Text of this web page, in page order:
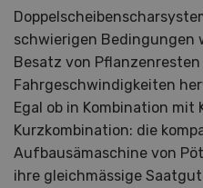
schwierigen Bedingungen
Besatz von
Fahrgeschwindigkeiten
Egal ob in Kombination mit
Kurzkombination: die
Aufbausämaschine von
ihre gleichmässige